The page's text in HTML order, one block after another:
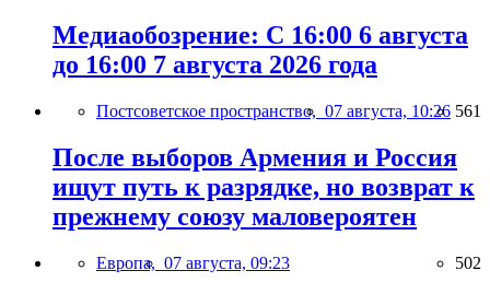
Медиаобозрение: С 16:00 6 августа
до 16:00 7 августа 2026 года
Постсоветское пространство, 07 августа, 10:26 561
После выборов Армения и Россия
ищут путь к разрядке, но возврат к
прежнему союзу маловероятен
Европа, 07 августа, 09:23 502